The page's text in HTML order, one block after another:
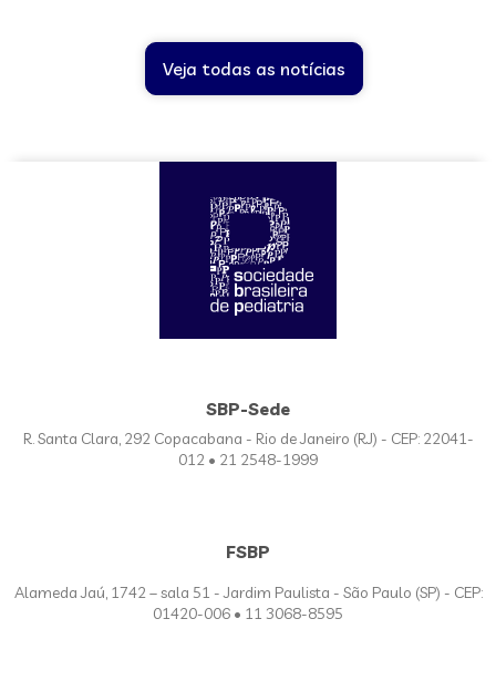
Veja todas as notícias
SBP-Sede
R. Santa Clara, 292 Copacabana - Rio de Janeiro (RJ) - CEP: 22041-
012 • 21 2548-1999
FSBP
Alameda Jaú, 1742 – sala 51 - Jardim Paulista - São Paulo (SP) - CEP:
01420-006 • 11 3068-8595